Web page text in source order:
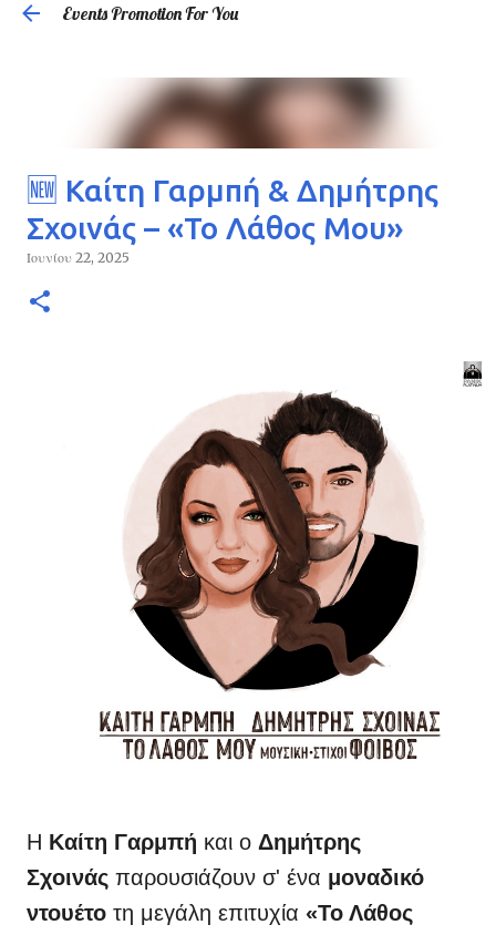
Events Promotion For You
🆕 Καίτη Γαρμπή & Δημήτρης
Σχοινάς – «Το Λάθος Μου»
Ιουνίου 22, 2025
Η Καίτη Γαρμπή και ο Δημήτρης
Σχοινάς παρουσιάζουν σ' ένα μοναδικό
ντουέτο τη μεγάλη επιτυχία «Το Λάθος